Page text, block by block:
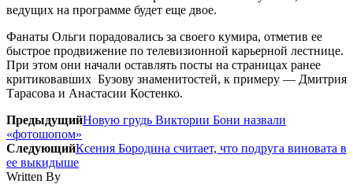
ведущих на программе будет еще двое.
Фанаты Ольги порадовались за своего кумира, отметив ее
быстрое продвижение по телевизионной карьерной лестнице.
При этом они начали оставлять посты на страницах ранее
критиковавших Бузову знаменитостей, к примеру — Дмитрия
Тарасова и Анастасии Костенко.
ПредыдущийНовую грудь Виктории Бони назвали
«фотошопом»
СледующийКсения Бородина считает, что подруга виновата в
ее выкидыше
Written By